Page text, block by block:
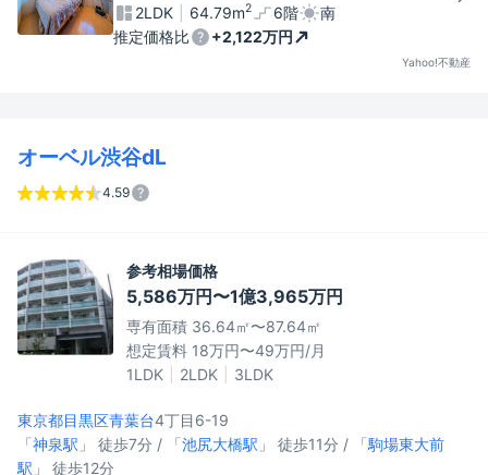
2LDK 64.79m2 6階
南
推定価格比
+2,122万円
Yahoo!不動産
オーベル渋谷dL
4.59
参考相場価格
5,586万円〜1億3,965万円
専有面積 36.64㎡〜87.64㎡
想定賃料 18万円〜49万円/月
1LDK
2LDK 3LDK
東京都目黒区青葉台4丁目6-19
「神泉駅 」 徒歩7分 / 「池尻大橋駅 」 徒歩11分 / 「駒場東大前
駅 」 徒歩12分